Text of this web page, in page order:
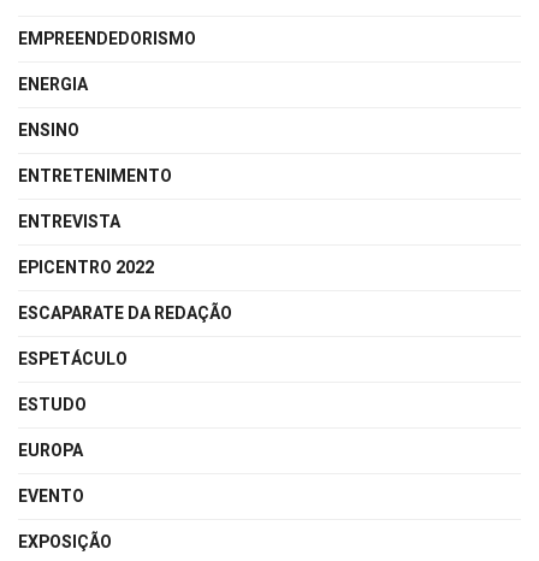
EMPREENDEDORISMO
ENERGIA
ENSINO
ENTRETENIMENTO
ENTREVISTA
EPICENTRO 2022
ESCAPARATE DA REDAÇÃO
ESPETÁCULO
ESTUDO
EUROPA
EVENTO
EXPOSIÇÃO